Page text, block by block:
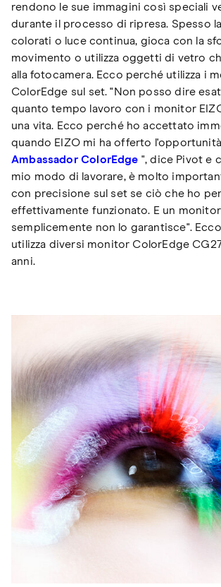
rendono le sue immagini così speciali
durante il processo di ripresa. Spesso
colorati o luce continua, gioca con la
movimento o utilizza oggetti di vetro
alla fotocamera. Ecco perché utilizza i
ColorEdge sul set. "Non posso dire
quanto tempo lavoro con i monitor
una vita. Ecco perché ho accettato
quando EIZO mi ha offerto
Ambassador ColorEdge ", dice Pivot e
mio modo di lavorare, è molto
con precisione sul set se ciò che ho
effettivamente funzionato. E un
semplicemente non lo garantisce".
utilizza diversi monitor ColorEdge
anni.